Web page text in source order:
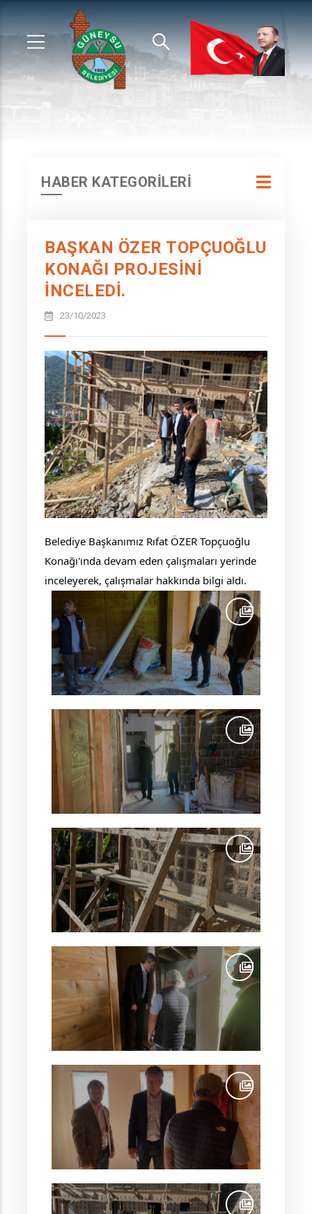
HABER KATEGORİLERİ
BAŞKAN ÖZER TOPÇUOĞLU
KONAĞI PROJESİNİ
İNCELEDİ.
23/10/2023
Belediye Başkanımız Rıfat ÖZER Topçuoğlu
Konağı'ında devam eden çalışmaları yerinde
inceleyerek, çalışmalar hakkında bilgi aldı.